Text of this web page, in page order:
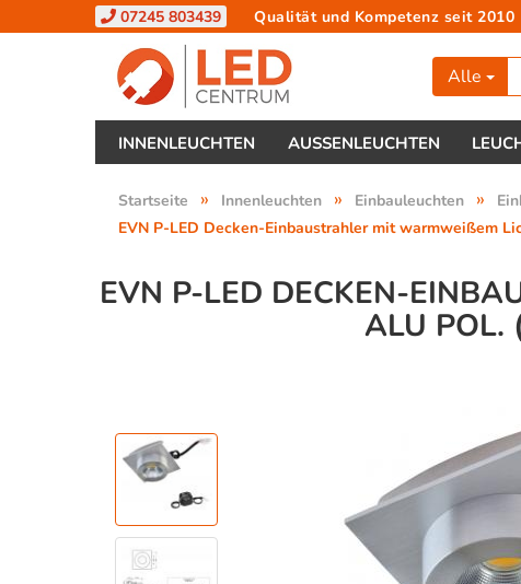
07245 803439 Qualität und Kompetenz seit 2010
Alle
INNENLEUCHTEN AUSSENLEUCHTEN
Startseite » Innenleuchten » Einbauleuchten »
EVN P-LED Decken-Einbaustrahler mit warmweißem
EVN P-LED DECKEN-
LU POL.